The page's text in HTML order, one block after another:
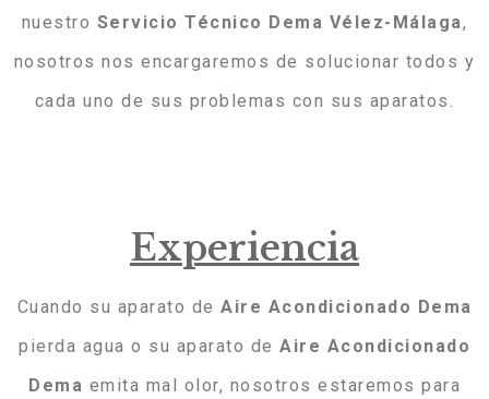
nuestro Servicio Técnico Dema Vélez-Málaga,
nosotros nos encargaremos de solucionar todos y
cada uno de sus problemas con sus aparatos.
Experiencia
Cuando su aparato de Aire Acondicionado Dema
pierda agua o su aparato de Aire Acondicionado
Dema emita mal olor, nosotros estaremos para